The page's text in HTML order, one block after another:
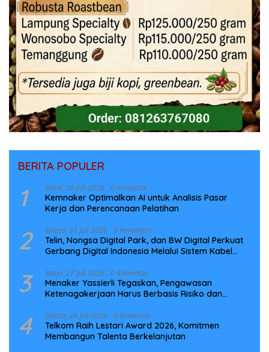
BERITA POPULER
1 Senin, 20 Juli 2026 0 Komentar
Kemnaker Optimalkan AI untuk Analisis Pasar
Kerja dan Perencanaan Pelatihan
2 Selasa, 21 Juli 2026 0 Komentar
Telin, Nongsa Digital Park, dan BW Digital Perkuat
Gerbang Digital Indonesia Melalui Sistem Kabel
3 Senin, 27 Juli 2026 0 Komentar
Menaker Yassierli Tegaskan, Pengawasan
Ketenagakerjaan Harus Berbasis Risiko dan
4 Selasa, 28 Juli 2026 0 Komentar
Telkom Raih Lestari Award 2026, Komitmen
Membangun Talenta Berkelanjutan